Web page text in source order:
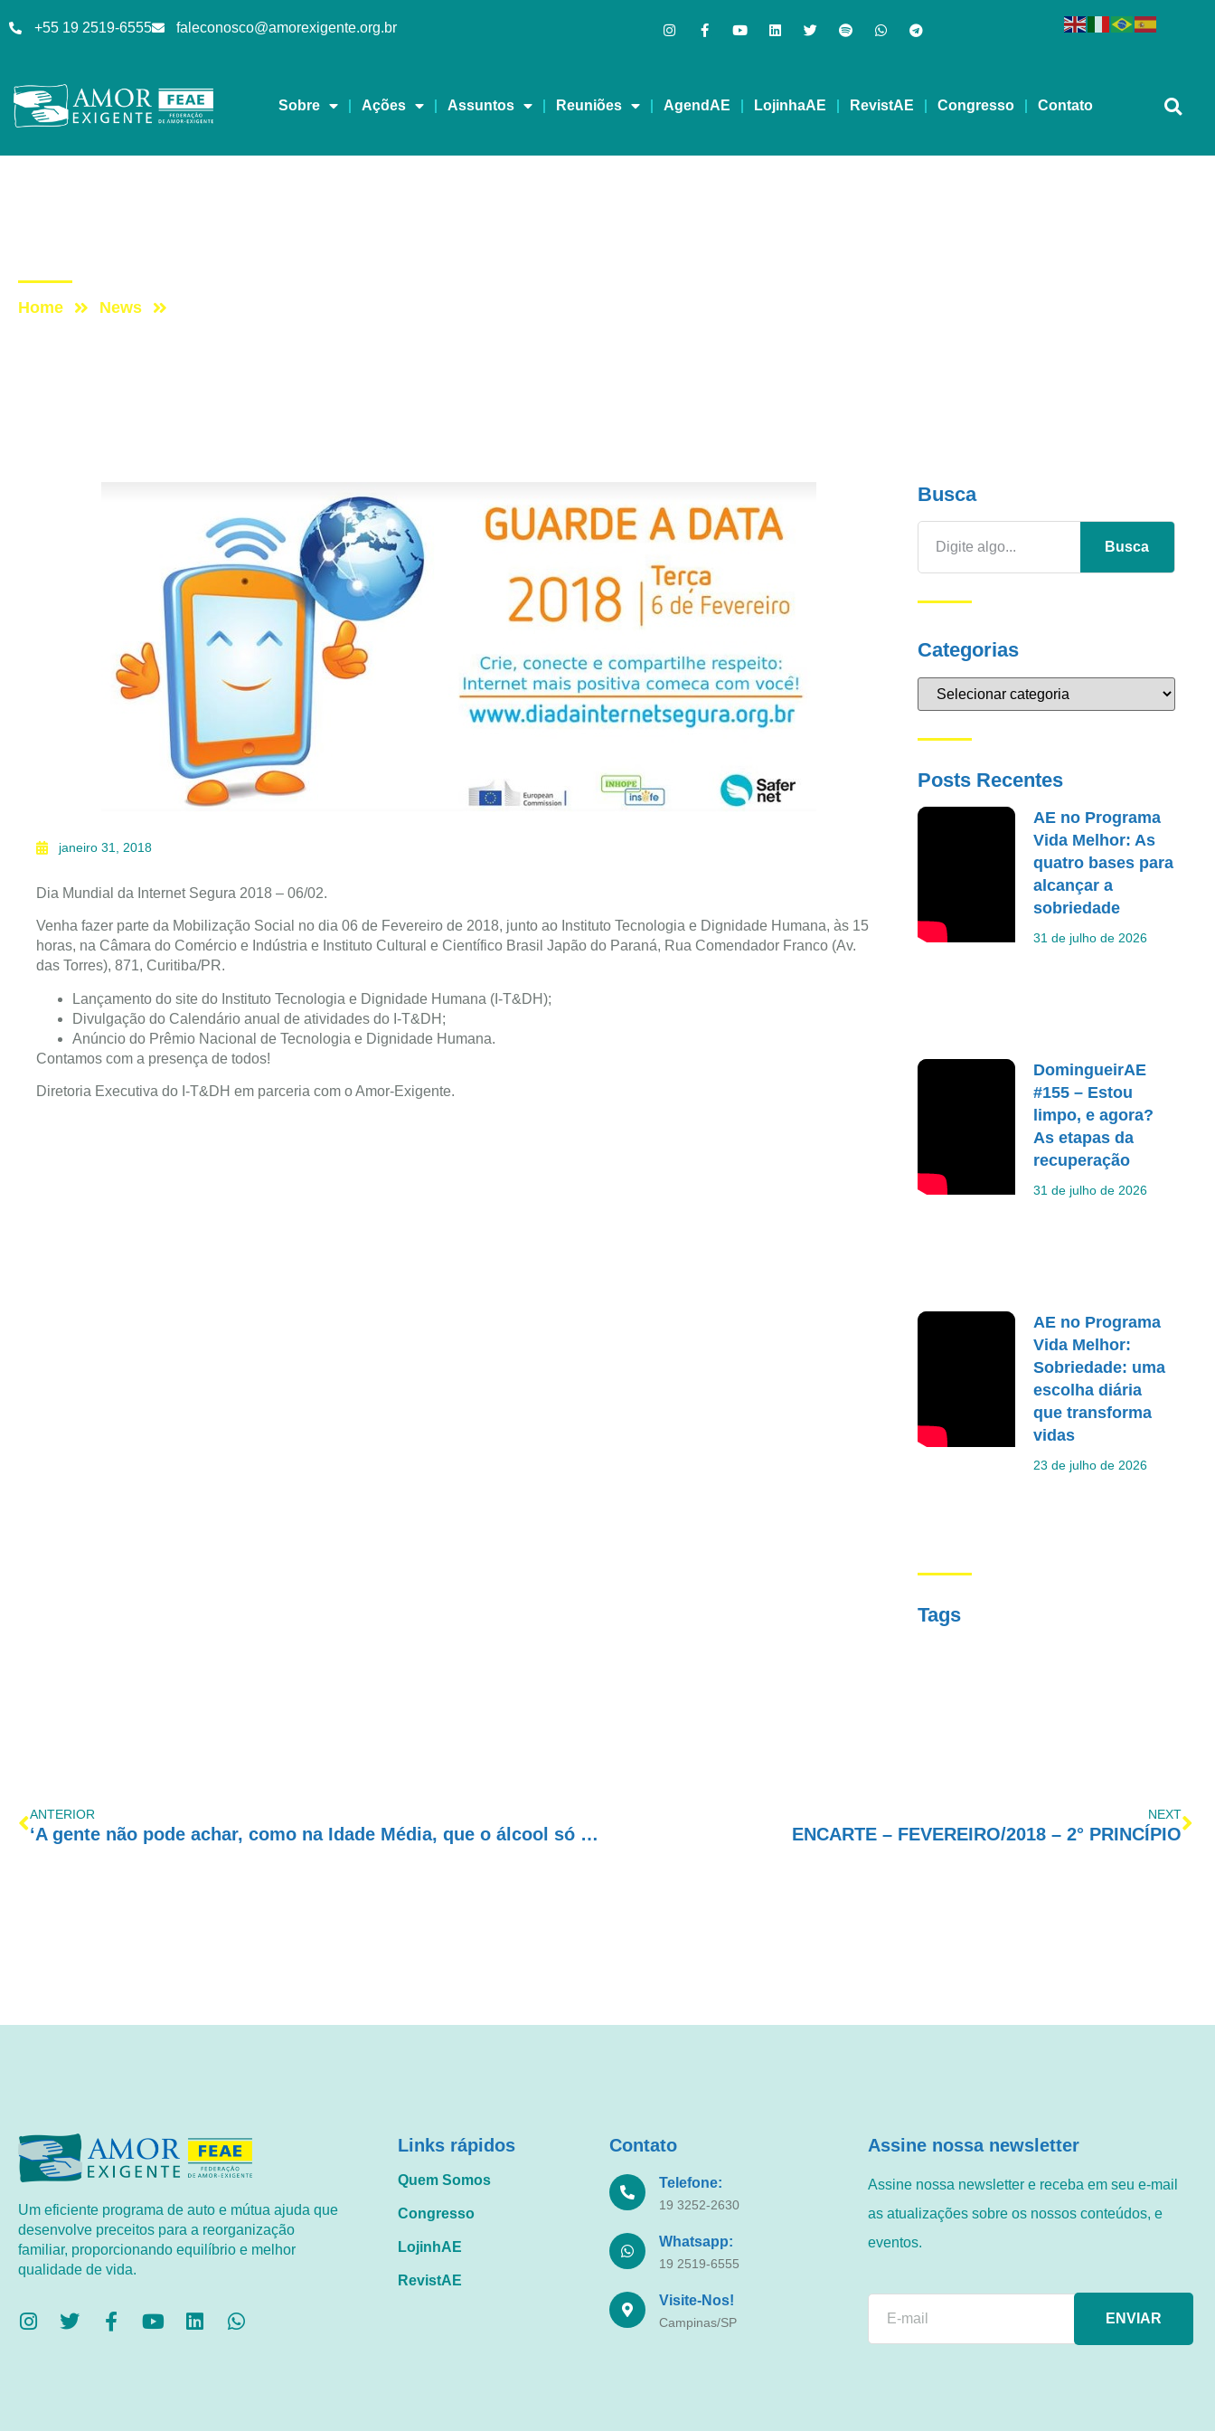
+55 19 2519-6555 faleconosco@amorexigente.org.br
Sobre Ações Assuntos Reuniões AgendAE LojinhaAE RevistAE Congresso Contato
Home News
janeiro 31, 2018
Dia Mundial da Internet Segura 2018 – 06/02.
Venha fazer parte da Mobilização Social no dia 06 de Fevereiro de 2018, junto ao Instituto Tecnologia e Dignidade Humana, às 15
horas, na Câmara do Comércio e Indústria e Instituto Cultural e Científico Brasil Japão do Paraná, Rua Comendador Franco (Av.
das Torres), 871, Curitiba/PR.
Lançamento do site do Instituto Tecnologia e Dignidade Humana (I-T&DH);
Divulgação do Calendário anual de atividades do I-T&DH;
Anúncio do Prêmio Nacional de Tecnologia e Dignidade Humana.
Contamos com a presença de todos!
Diretoria Executiva do I-T&DH em parceria com o Amor-Exigente.
Busca
Busca
Categorias
Posts Recentes
AE no Programa
Vida Melhor: As
quatro bases para
alcançar a
sobriedade
31 de julho de 2026
DomingueirAE
#155 – Estou
limpo, e agora?
As etapas da
recuperação
31 de julho de 2026
AE no Programa
Vida Melhor:
Sobriedade: uma
escolha diária
que transforma
vidas
23 de julho de 2026
Tags
ANTERIOR
‘A gente não pode achar, como na Idade Média, que o álcool só aumenta a sociabilidade’
NEXT
ENCARTE – FEVEREIRO/2018 – 2° PRINCÍPIO
Um eficiente programa de auto e mútua ajuda que
desenvolve preceitos para a reorganização
familiar, proporcionando equilíbrio e melhor
qualidade de vida.
Links rápidos
Quem Somos
Congresso
LojinhAE
RevistAE
Contato
Telefone:
19 3252-2630
Whatsapp:
19 2519-6555
Visite-Nos!
Campinas/SP
Assine nossa newsletter
Assine nossa newsletter e receba em seu e-mail
as atualizações sobre os nossos conteúdos, e
eventos.
ENVIAR